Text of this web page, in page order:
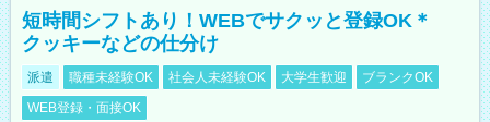
短時間シフトあり！WEBでサクッと登録OK＊
クッキーなどの仕分け
派遣 職種未経験OK 社会人未経験OK 大学生歓迎
ブランクOK
WEB登録・面接OK